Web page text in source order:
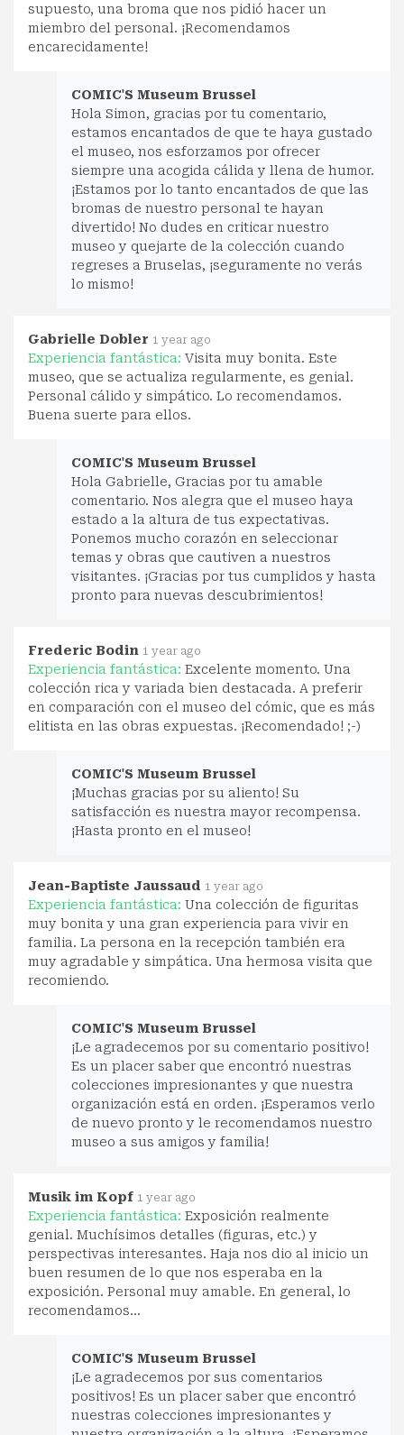
supuesto, una broma que nos pidió hacer un
miembro del personal. ¡Recomendamos
encarecidamente!
COMIC'S Museum Brussel
Hola Simon, gracias por tu comentario,
estamos encantados de que te haya gustado
el museo, nos esforzamos por ofrecer
siempre una acogida cálida y llena de humor.
¡Estamos por lo tanto encantados de que las
bromas de nuestro personal te hayan
divertido! No dudes en criticar nuestro
museo y quejarte de la colección cuando
regreses a Bruselas, ¡seguramente no verás
lo mismo!
Gabrielle Dobler 1 year ago
Experiencia fantástica: Visita muy bonita. Este
museo, que se actualiza regularmente, es genial.
Personal cálido y simpático. Lo recomendamos.
Buena suerte para ellos.
COMIC'S Museum Brussel
Hola Gabrielle, Gracias por tu amable
comentario. Nos alegra que el museo haya
estado a la altura de tus expectativas.
Ponemos mucho corazón en seleccionar
temas y obras que cautiven a nuestros
visitantes. ¡Gracias por tus cumplidos y hasta
pronto para nuevas descubrimientos!
Frederic Bodin 1 year ago
Experiencia fantástica: Excelente momento. Una
colección rica y variada bien destacada. A preferir
en comparación con el museo del cómic, que es más
elitista en las obras expuestas. ¡Recomendado! ;-)
COMIC'S Museum Brussel
¡Muchas gracias por su aliento! Su
satisfacción es nuestra mayor recompensa.
¡Hasta pronto en el museo!
Jean-Baptiste Jaussaud 1 year ago
Experiencia fantástica: Una colección de figuritas
muy bonita y una gran experiencia para vivir en
familia. La persona en la recepción también era
muy agradable y simpática. Una hermosa visita que
recomiendo.
COMIC'S Museum Brussel
¡Le agradecemos por su comentario positivo!
Es un placer saber que encontró nuestras
colecciones impresionantes y que nuestra
organización está en orden. ¡Esperamos verlo
de nuevo pronto y le recomendamos nuestro
museo a sus amigos y familia!
Musik im Kopf 1 year ago
Experiencia fantástica: Exposición realmente
genial. Muchísimos detalles (figuras, etc.) y
perspectivas interesantes. Haja nos dio al inicio un
buen resumen de lo que nos esperaba en la
exposición. Personal muy amable. En general, lo
recomendamos...
COMIC'S Museum Brussel
¡Le agradecemos por sus comentarios
positivos! Es un placer saber que encontró
nuestras colecciones impresionantes y